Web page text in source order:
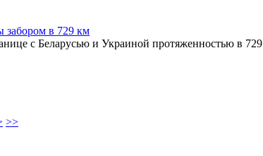
забором в 729 км
с Беларусью и Украиной протяженностью в 729
>>